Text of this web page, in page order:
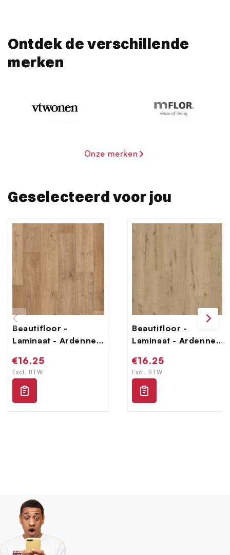
Ontdek de verschillende
merken
Onze merken
Geselecteerd voor jou
Beautifloor -
Laminaat - Ardennen
Normale
prijs
€16.25
Excl. BTW
Beautifloor -
Laminaat - Ardennen
Normale
prijs
€16.25
Excl. BTW